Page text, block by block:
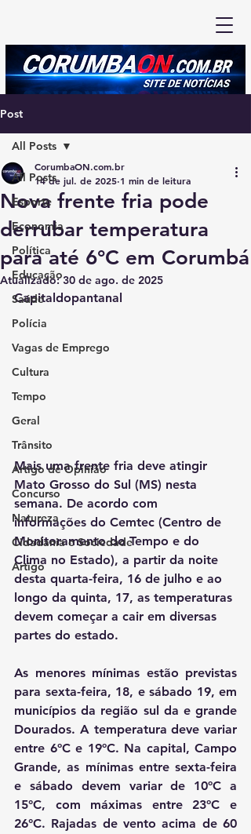
Post
All Posts
Esporte
Economia
Política
Educação
Saúde
Polícia
Vagas de Emprego
Cultura
Tempo
Geral
Trânsito
Artigo de Opinião
Concurso
Natureza
Cidadania e Sociedade
Artigo
All Posts
Nova frente fria pode
derrubar temperatura
para até 6°C em Corumbá
CorumbaON.com.br
14 de jul. de 2025 1 min de leitura
Atualizado:30 de ago. de 2025
Capitaldopantanal
Mais uma frente fria deve atingir
Mato Grosso do Sul (MS) nesta
semana. De acordo com
informações do Cemtec (Centro de
Monitoramento do Tempo e do
Clima no Estado), a partir da noite
desta quarta-feira, 16 de julho e ao
longo da quinta, 17, as temperaturas
devem começar a cair em diversas
partes do estado.
As menores mínimas estão previstas
para sexta-feira, 18, e sábado 19, em
municípios da região sul da e grande
Dourados. A temperatura deve variar
entre 6ºC e 19ºC. Na capital, Campo
Grande, as mínimas entre sexta-feira
e sábado devem variar de 10ºC a
15°C, com máximas entre 23ºC e
26°C. Rajadas de vento acima de 60